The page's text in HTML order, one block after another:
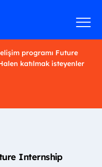
programı Future
katılmak isteyenler
Internship